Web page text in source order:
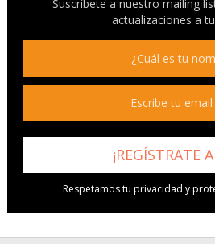
Suscríbete a nuestro mailing
actualizaciones a
Respetamos tu privacidad y